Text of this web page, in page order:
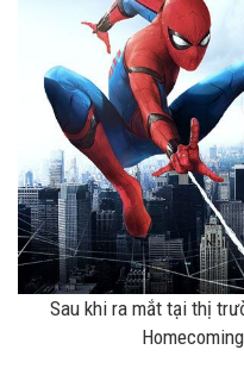
Sau khi ra mắt tại thị